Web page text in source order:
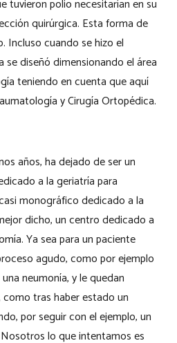
tuvieron polio necesitarían en su
quirúrgica. Esta forma de
Incluso cuando se hizo el
se diseñó dimensionando el área
teniendo en cuenta que aquí
y Cirugía Ortopédica.
años, ha dejado de ser un
a la geriatría para
monográfico dedicado a la
dicho, un centro dedicado a
Ya sea para un paciente
agudo, como por ejemplo
neumonía, y le quedan
tras haber estado un
por seguir con el ejemplo, un
lo que intentamos es